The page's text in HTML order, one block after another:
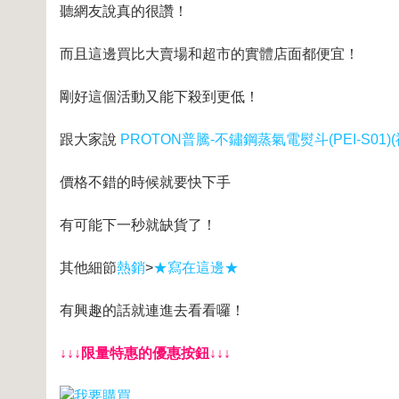
聽網友說真的很讚！
而且這邊買比大賣場和超市的實體店面都便宜！
剛好這個活動又能下殺到更低！
跟大家說 PROTON普騰-不鏽鋼蒸氣電熨斗(PEI-S01)(
價格不錯的時候就要快下手
有可能下一秒就缺貨了！
其他細節熱銷>★寫在這邊★
有興趣的話就連進去看看囉！
↓↓↓限量特惠的優惠按鈕↓↓↓